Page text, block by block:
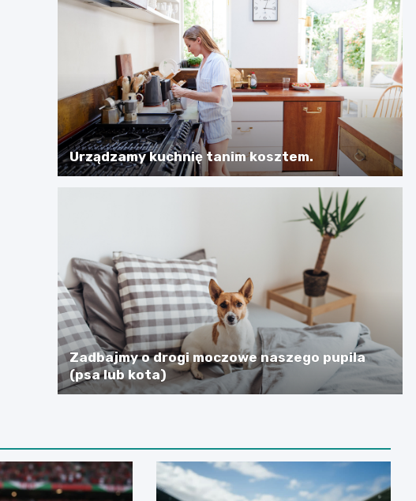
Urządzamy kuchnię tanim kosztem.
Zadbajmy o drogi moczowe naszego pupila
(psa lub kota)